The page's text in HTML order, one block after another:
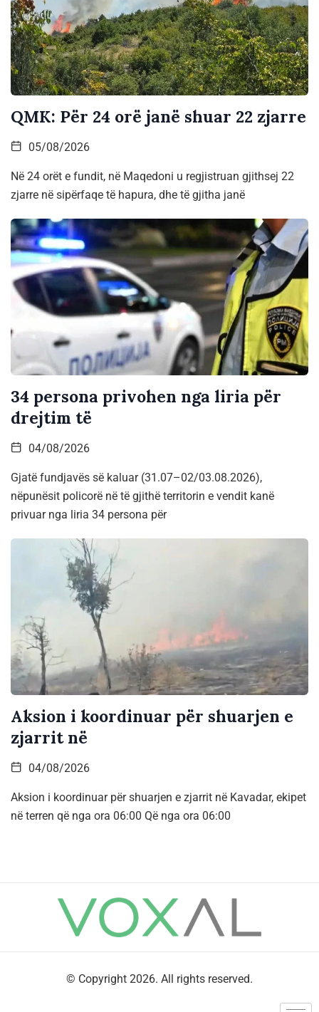
QMK: Për 24 orë janë shuar 22 zjarre
05/08/2026
Në 24 orët e fundit, në Maqedoni u regjistruan gjithsej 22
zjarre në sipërfaqe të hapura, dhe të gjitha janë
34 persona privohen nga liria për
drejtim të
04/08/2026
Gjatë fundjavës së kaluar (31.07–02/03.08.2026),
nëpunësit policorë në të gjithë territorin e vendit kanë
privuar nga liria 34 persona për
Aksion i koordinuar për shuarjen e
zjarrit në
04/08/2026
Aksion i koordinuar për shuarjen e zjarrit në Kavadar, ekipet
në terren që nga ora 06:00 Që nga ora 06:00
© Copyright 2026. All rights reserved.